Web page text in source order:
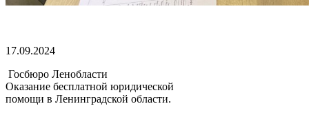
17.09.2024
Госбюро Ленобласти
Оказание бесплатной юридической
помощи в Ленинградской области.